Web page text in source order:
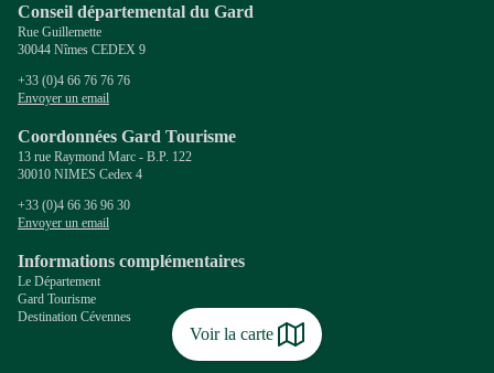
Voir la carte
Conseil départemental du Gard
Rue Guillemette
30044 Nîmes CEDEX 9
+33 (0)4 66 76 76 76
Envoyer un email
Coordonnées Gard Tourisme
13 rue Raymond Marc - B.P. 122
30010 NIMES Cedex 4
+33 (0)4 66 36 96 30
Envoyer un email
Informations complémentaires
Le Département
Gard Tourisme
Destination Cévennes